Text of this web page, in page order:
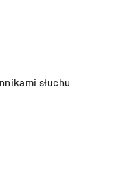
słuchu